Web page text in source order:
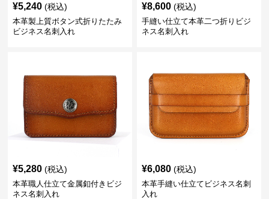
¥5,240 (税込)
本革製上質ボタン式折りたたみ
ビジネス名刺入れ
¥8,600 (税込)
手縫い仕立て本革二つ折りビジ
ネス名刺入れ
¥5,280 (税込)
本革職人仕立て金属釦付きビジ
ネス名刺入れ
¥6,080 (税込)
本革手縫い仕立てビジネス名刺
入れ